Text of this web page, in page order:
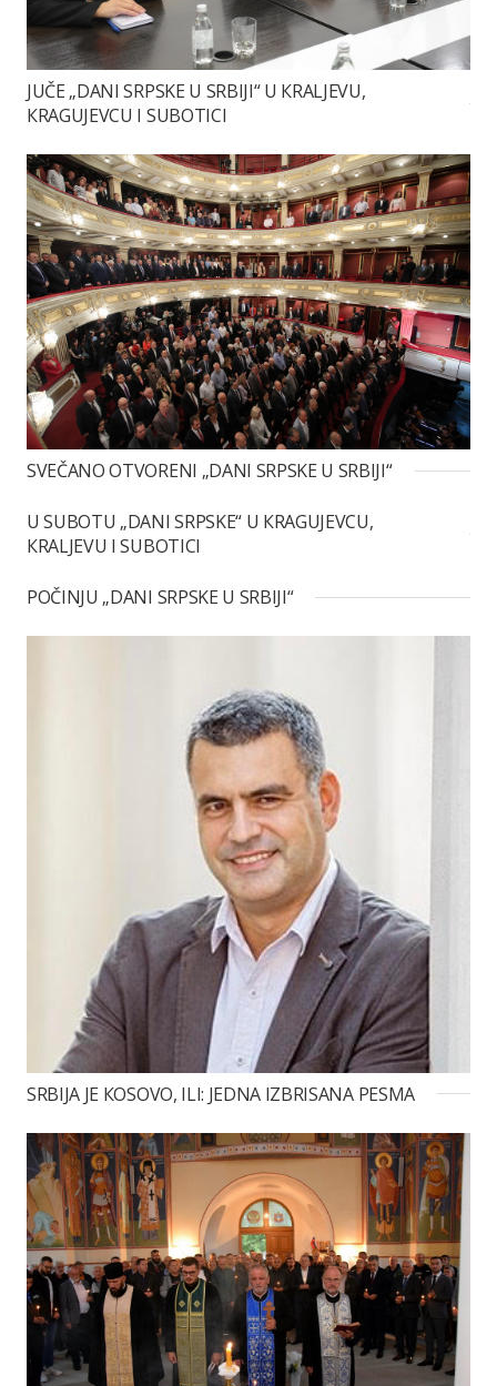
JUČE „DANI SRPSKE U SRBIJI“ U КRALJEVU,
КRAGUJEVCU I SUBOTICI
SVEČANO OTVORENI „DANI SRPSKE U SRBIJI“
U SUBOTU „DANI SRPSKE“ U КRAGUJEVCU,
КRALJEVU I SUBOTICI
POČINJU „DANI SRPSKE U SRBIJI“
SRBIJA JE КOSOVO, ILI: JEDNA IZBRISANA PESMA